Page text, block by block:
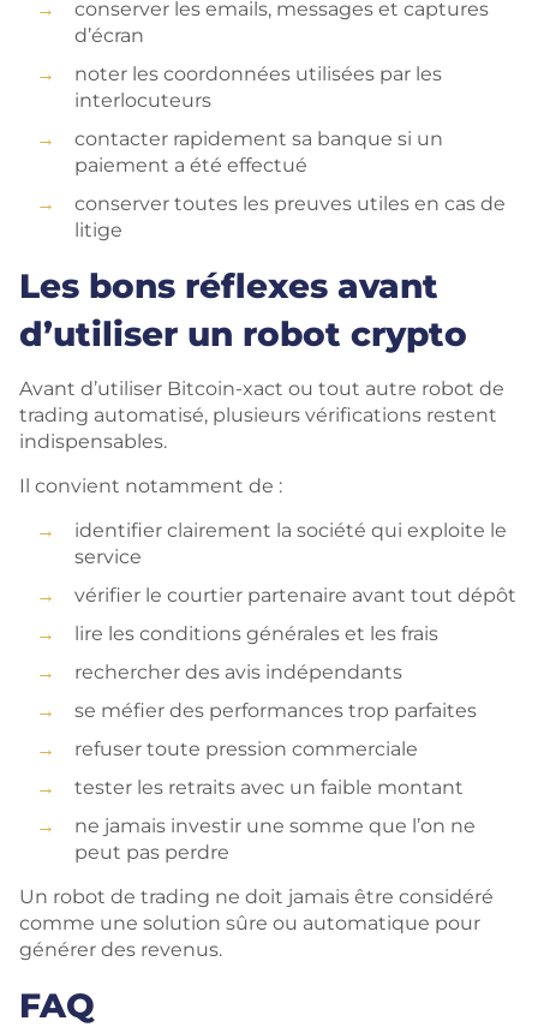
conserver les emails, messages et captures
d’écran
noter les coordonnées utilisées par les
interlocuteurs
contacter rapidement sa banque si un
paiement a été effectué
conserver toutes les preuves utiles en cas de
litige
Les bons réflexes avant
d’utiliser un robot crypto
Avant d’utiliser Bitcoin-xact ou tout autre robot de
trading automatisé, plusieurs vérifications restent
indispensables.
Il convient notamment de :
identifier clairement la société qui exploite le
service
vérifier le courtier partenaire avant tout dépôt
lire les conditions générales et les frais
rechercher des avis indépendants
se méfier des performances trop parfaites
refuser toute pression commerciale
tester les retraits avec un faible montant
ne jamais investir une somme que l’on ne
peut pas perdre
Un robot de trading ne doit jamais être considéré
comme une solution sûre ou automatique pour
générer des revenus.
FAQ